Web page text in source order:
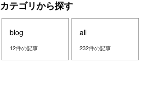
カテゴリから探す
blog
12件の記事
all
232件の記事